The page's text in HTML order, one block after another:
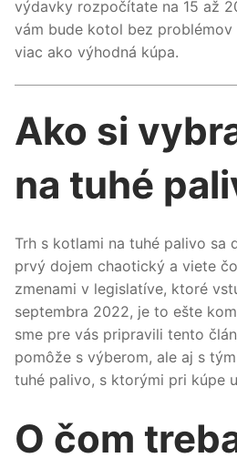
výdavky rozpočítate na 15 až
vám bude kotol bez
viac ako výhodná kúpa.
Ako si
na tuhé
Trh s kotlami na tuhé palivo sa
prvý dojem chaotický a viete
zmenami v legislatíve, ktoré
septembra 2022, je to ešte
sme pre vás pripravili tento
pomôže s výberom, ale aj s
tuhé palivo, s ktorými pri kúpe
O čom